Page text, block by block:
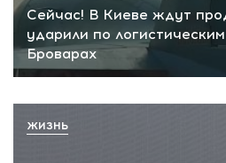
Сейчас! В Киеве ждут
ударили по
Броварах
ЖИЗНЬ